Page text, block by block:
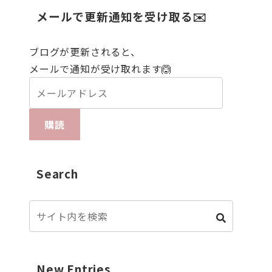
メールで更新通知を受け取る✉️
ブログが更新されると、
メールで通知が受け取れます🙆
購読
Search
New Entries